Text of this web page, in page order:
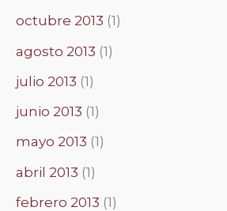
octubre 2013 (1)
agosto 2013 (1)
julio 2013 (1)
junio 2013 (1)
mayo 2013 (1)
abril 2013 (1)
febrero 2013 (1)